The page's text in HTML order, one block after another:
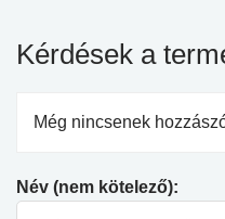
Kérdések a
Még nincsenek
Név (nem kötelező):